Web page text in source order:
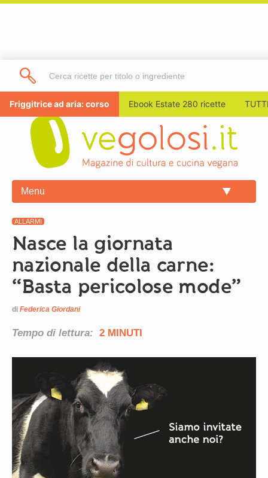
Friggitrice ad aria: corso Ebook Estate 280 ricette
Menu
ALLARMI
Nasce la giornata
nazionale della carne:
“Basta pericolose mode”
di Federica Giordani
Tempo di lettura: 2 MINUTI